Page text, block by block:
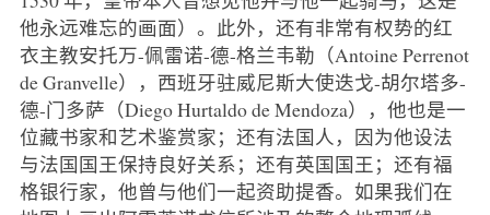
他永远难忘的画面）。此外，还有非常有权势的红
衣主教安托万-佩雷诺-德-格兰韦勒（Antoine Perrenot
de Granvelle），西班牙驻威尼斯大使迭戈-胡尔塔多-
德-门多萨（Diego Hurtaldo de Mendoza），他也是一
位藏书家和艺术鉴赏家；还有法国人，因为他设法
与法国国王保持良好关系；还有英国国王；还有福
格银行家，他曾与他们一起资助提香。如果我们在